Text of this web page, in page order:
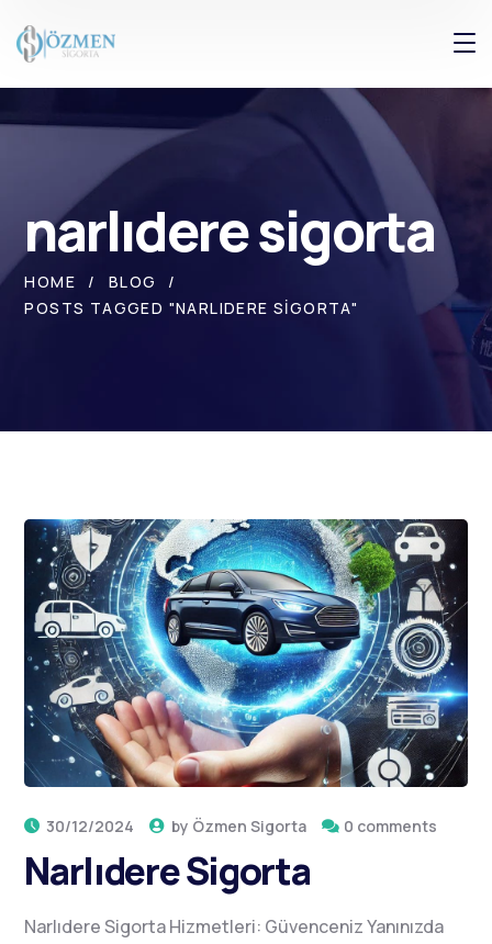
narlıdere sigorta
HOME
BLOG
POSTS TAGGED "NARLIDERE SIGORTA"
30/12/2024 by Özmen Sigorta 0 comments
Narlıdere Sigorta
Narlıdere Sigorta Hizmetleri: Güvenceniz Yanınızda